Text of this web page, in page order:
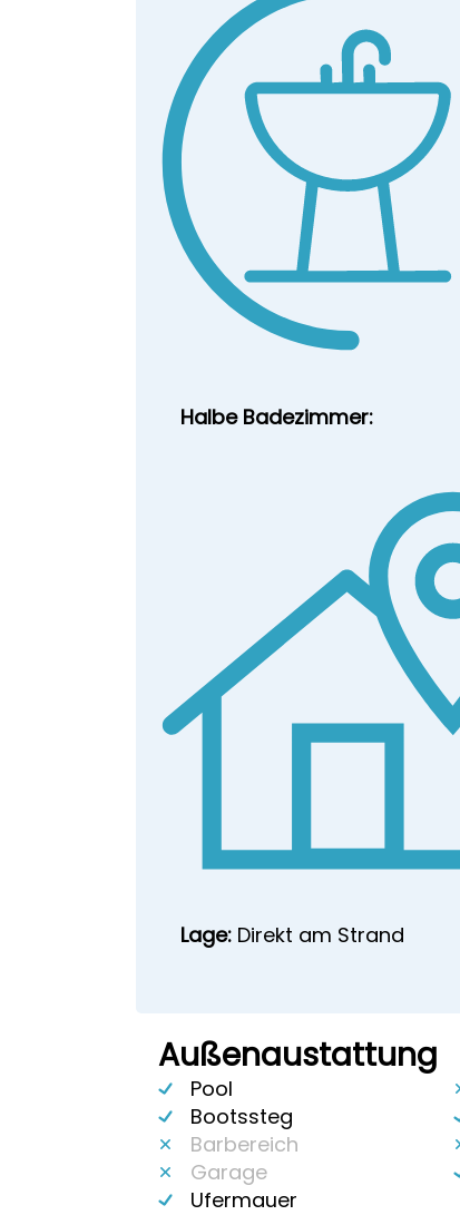
Halbe Badezimmer:
Lage:Direkt am Strand
Außenaustattung
Pool
Bootssteg
Barbereich
Garage
Ufermauer